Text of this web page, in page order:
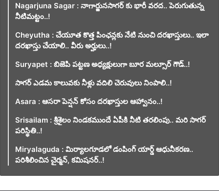
Nagarjuna Sagar : నాగార్జునసాగర్ కు భారీ వరద.. పెరుగుతున్న
నీటిమట్టం..!
Cheyutha : చేయూత కొత్త పింఛన్లకు నేటి నుంచి దరఖాస్తులు.. ఇలా
దరఖాస్తు చేయాలి.. వీరు అర్హులు..!
Suryapet : బిజెపి పట్టణ అధ్యక్షులుగా బూర మల్సూర్ గౌడ్..!
సాగర్ ఎడమ కాలువకు నీళ్లు వదిలి చెరువులు నింపాలి..!
Asara : ఆసరా పెన్షన్ కోసం దరఖాస్తుల ఆహ్వానం..!
Srisailam : శ్రీశైలం నిండకముందే ఏపీకి నీటి తరలింపు.. మరి సాగర్
పరిస్థితి..!
Miryalaguda : మిర్యాలగూడలో డంపింగ్ యార్డ్ ఆధునీకరణ..
పరిశీలించిన చైర్మన్, కమిషనర్..!